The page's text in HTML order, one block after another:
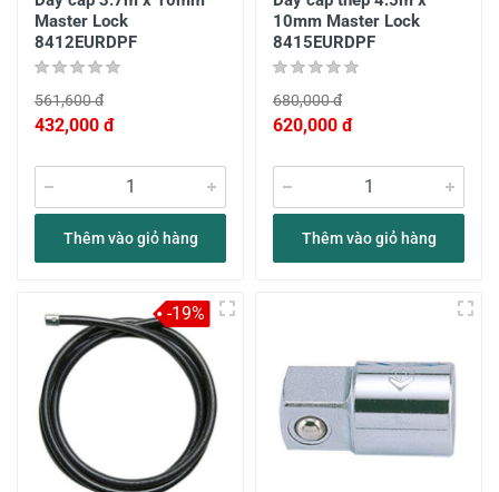
Master Lock
8412EURDPF
561,600 đ
432,000 đ
Thêm vào giỏ hàng
10mm Master Lock
8415EURDPF
680,000 đ
620,000 đ
Thêm vào giỏ hàng
-19%